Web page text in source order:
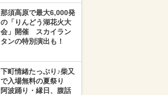
那須高原で最大6,000発
の「りんどう湖花火大
会」開催 スカイラン
タンの特別演出も！
下町情緒たっぷり♪柴又
で入場無料の夏祭り
阿波踊り・縁日、腹話